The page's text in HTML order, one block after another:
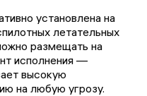
установлена на
летательных
размещать на
исполнения —
высокую
на любую угрозу.